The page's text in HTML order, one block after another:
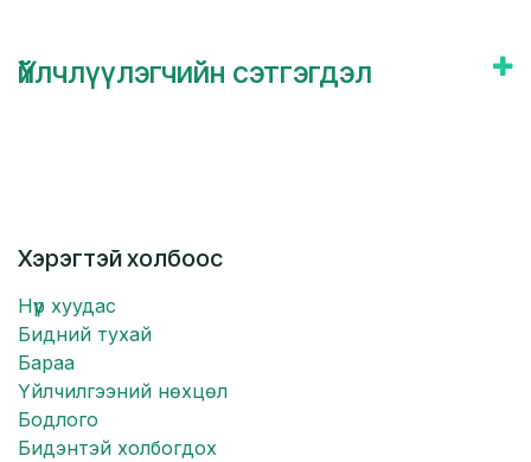
Үйлчлүүлэгчийн сэтгэгдэл
Хэрэгтэй холбоос
Нүүр хуудас
Бидний тухай
Бараа
Үйлчилгээний нөхцөл
Бодлого
Бидэнтэй холбогдох